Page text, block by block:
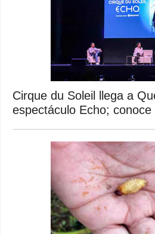
Cirque du Soleil llega a
espectáculo Echo; conoce